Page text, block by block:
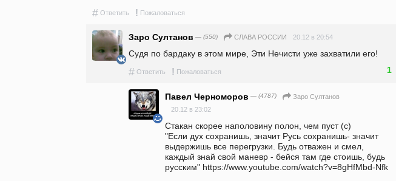
# Ответить ! Пожаловаться
Заро Султанов — (550) СЛАВА РОССИИ 20.12 в 20:54
Судя по бардаку в этом мире, Эти Нечисти уже захватили его!
# Ответить ! Пожаловаться 1
Павел Черноморов — (4787)
Заро Султанов
20.12 в 23:02
Стакан скорее наполовину полон, чем пуст (с)
"Если дух сохранишь, значит Русь сохранишь- значит
выдержишь все перегрузки. Будь отважен и смел,
каждый знай свой маневр - бейся там где стоишь, будь
русским" https://www.youtube.com/watch?v=8gHfMbd-Nfk